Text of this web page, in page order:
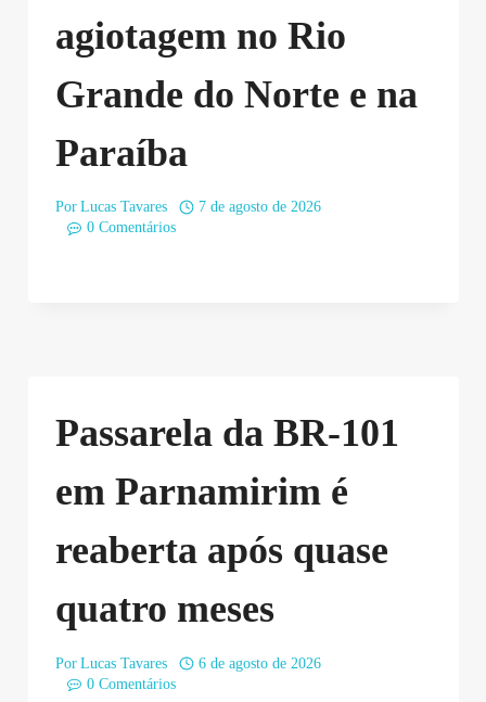
agiotagem no Rio
Grande do Norte e na
Paraíba
Por Lucas Tavares
7 de agosto de 2026
0 Comentários
Passarela da BR-101
em Parnamirim é
reaberta após quase
quatro meses
Por Lucas Tavares
6 de agosto de 2026
0 Comentários